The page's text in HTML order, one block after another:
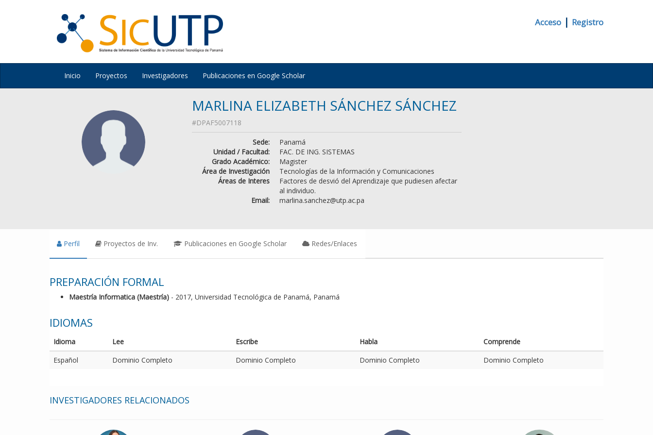
Acceso | Registro
Inicio Proyectos Investigadores Publicaciones en Google Scholar
MARLINA ELIZABETH SÁNCHEZ SÁNCHEZ
#DPAF5007118
Sede:
Panamá
Unidad / Facultad:
FAC. DE ING. SISTEMAS
Grado Académico:
Magister
Área de Investigación
Tecnologías de la Información y Comunicaciones
Áreas de Interes
Factores de desvió del Aprendizaje que pudiesen afectar
al individuo.
Email:
marlina.sanchez@utp.ac.pa
Perfil Proyectos de Inv. Publicaciones en Google Scholar Redes/Enlaces
PREPARACIÓN FORMAL
Maestría Informatica (Maestría) - 2017, Universidad Tecnológica de Panamá, Panamá
IDIOMAS
Idioma Lee Escribe Habla
Comprende
Español
Dominio Completo Dominio Completo Dominio Completo Dominio Completo
INVESTIGADORES RELACIONADOS